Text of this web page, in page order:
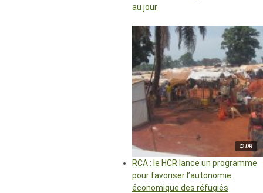
au jour
© DR
RCA : le HCR lance un programme
pour favoriser l’autonomie
économique des réfugiés